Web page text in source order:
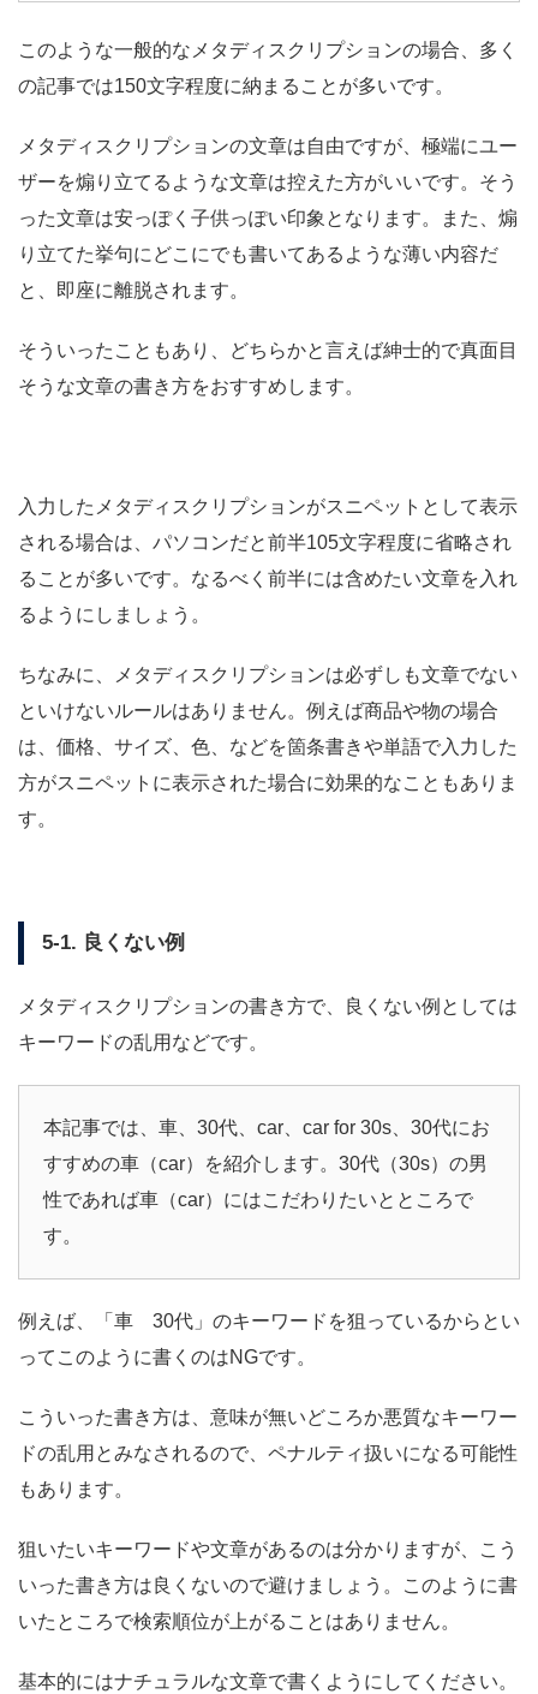
このような一般的なメタディスクリプションの場合、多く
の記事では150文字程度に納まることが多いです。
メタディスクリプションの文章は自由ですが、極端にユー
ザーを煽り立てるような文章は控えた方がいいです。そう
った文章は安っぽく子供っぽい印象となります。また、煽
り立てた挙句にどこにでも書いてあるような薄い内容だ
と、即座に離脱されます。
そういったこともあり、どちらかと言えば紳士的で真面目
そうな文章の書き方をおすすめします。
入力したメタディスクリプションがスニペットとして表示
される場合は、パソコンだと前半105文字程度に省略され
ることが多いです。なるべく前半には含めたい文章を入れ
るようにしましょう。
ちなみに、メタディスクリプションは必ずしも文章でない
といけないルールはありません。例えば商品や物の場合
は、価格、サイズ、色、などを箇条書きや単語で入力した
方がスニペットに表示された場合に効果的なこともありま
す。
5-1. 良くない例
メタディスクリプションの書き方で、良くない例としては
キーワードの乱用などです。
本記事では、車、30代、car、car for 30s、30代にお
すすめの車（car）を紹介します。30代（30s）の男
性であれば車（car）にはこだわりたいとところで
す。
例えば、「車 30代」のキーワードを狙っているからとい
ってこのように書くのはNGです。
こういった書き方は、意味が無いどころか悪質なキーワー
ドの乱用とみなされるので、ペナルティ扱いになる可能性
もあります。
狙いたいキーワードや文章があるのは分かりますが、こう
いった書き方は良くないので避けましょう。このように書
いたところで検索順位が上がることはありません。
基本的にはナチュラルな文章で書くようにしてください。